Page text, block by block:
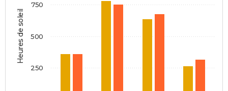
Heures de soleil
250
500
750